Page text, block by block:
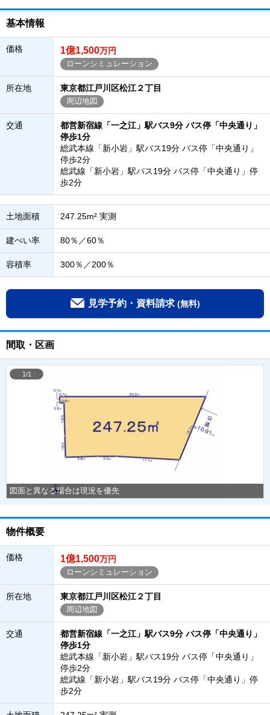
基本情報
価格 1億1,500万円
ローンシミュレーション
所在地 東京都江戸川区松江２丁目
周辺地図
交通
都営新宿線「一之江」駅バス9分 バス停「中央通り」
停歩1分
総武本線「新小岩」駅バス19分 バス停「中央通り」
停歩2分
総武線「新小岩」駅バス19分 バス停「中央通り」停
歩2分
土地面積 247.25m² 実測
建ぺい率 80％／60％
容積率 300％／200％
見学予約・資料請求 (無料)
間取・区画
図面と異なる場合は現況を優先
1/1
物件概要
価格 1億1,500万円
ローンシミュレーション
所在地 東京都江戸川区松江２丁目
周辺地図
交通
都営新宿線「一之江」駅バス9分 バス停「中央通り」
停歩1分
総武本線「新小岩」駅バス19分 バス停「中央通り」
停歩2分
総武線「新小岩」駅バス19分 バス停「中央通り」停
歩2分